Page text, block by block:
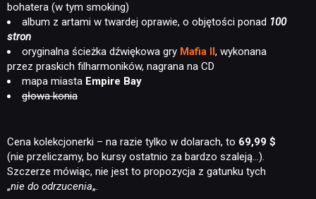
bohatera (w tym smoking)
album z artami w twardej oprawie, o objętości ponad 100
stron
oryginalna ścieżka dźwiękowa gry Mafia II, wykonana
przez praskich filharmoników, nagrana na CD
mapa miasta Empire Bay
głowa konia
Cena kolekcjonerki – na razie tylko w dolarach, to 69,99 $
(nie przeliczamy, bo kursy ostatnio za bardzo szaleją…).
Szczerze mówiąc, nie jest to propozycja z gatunku tych
„nie do odrzucenia„.